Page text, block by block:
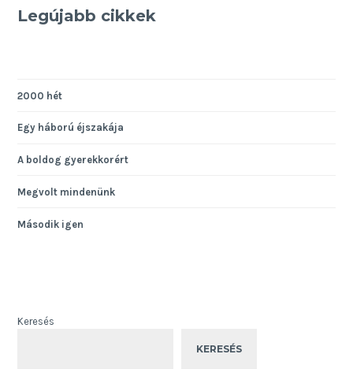
Legújabb cikkek
2000 hét
Egy háború éjszakája
A boldog gyerekkorért
Megvolt mindenünk
Második igen
Keresés
KERESÉS